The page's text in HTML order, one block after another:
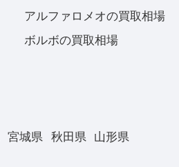
アルファロメオの買取相場
ボルボの買取相場
宮城県 秋田県
山形県